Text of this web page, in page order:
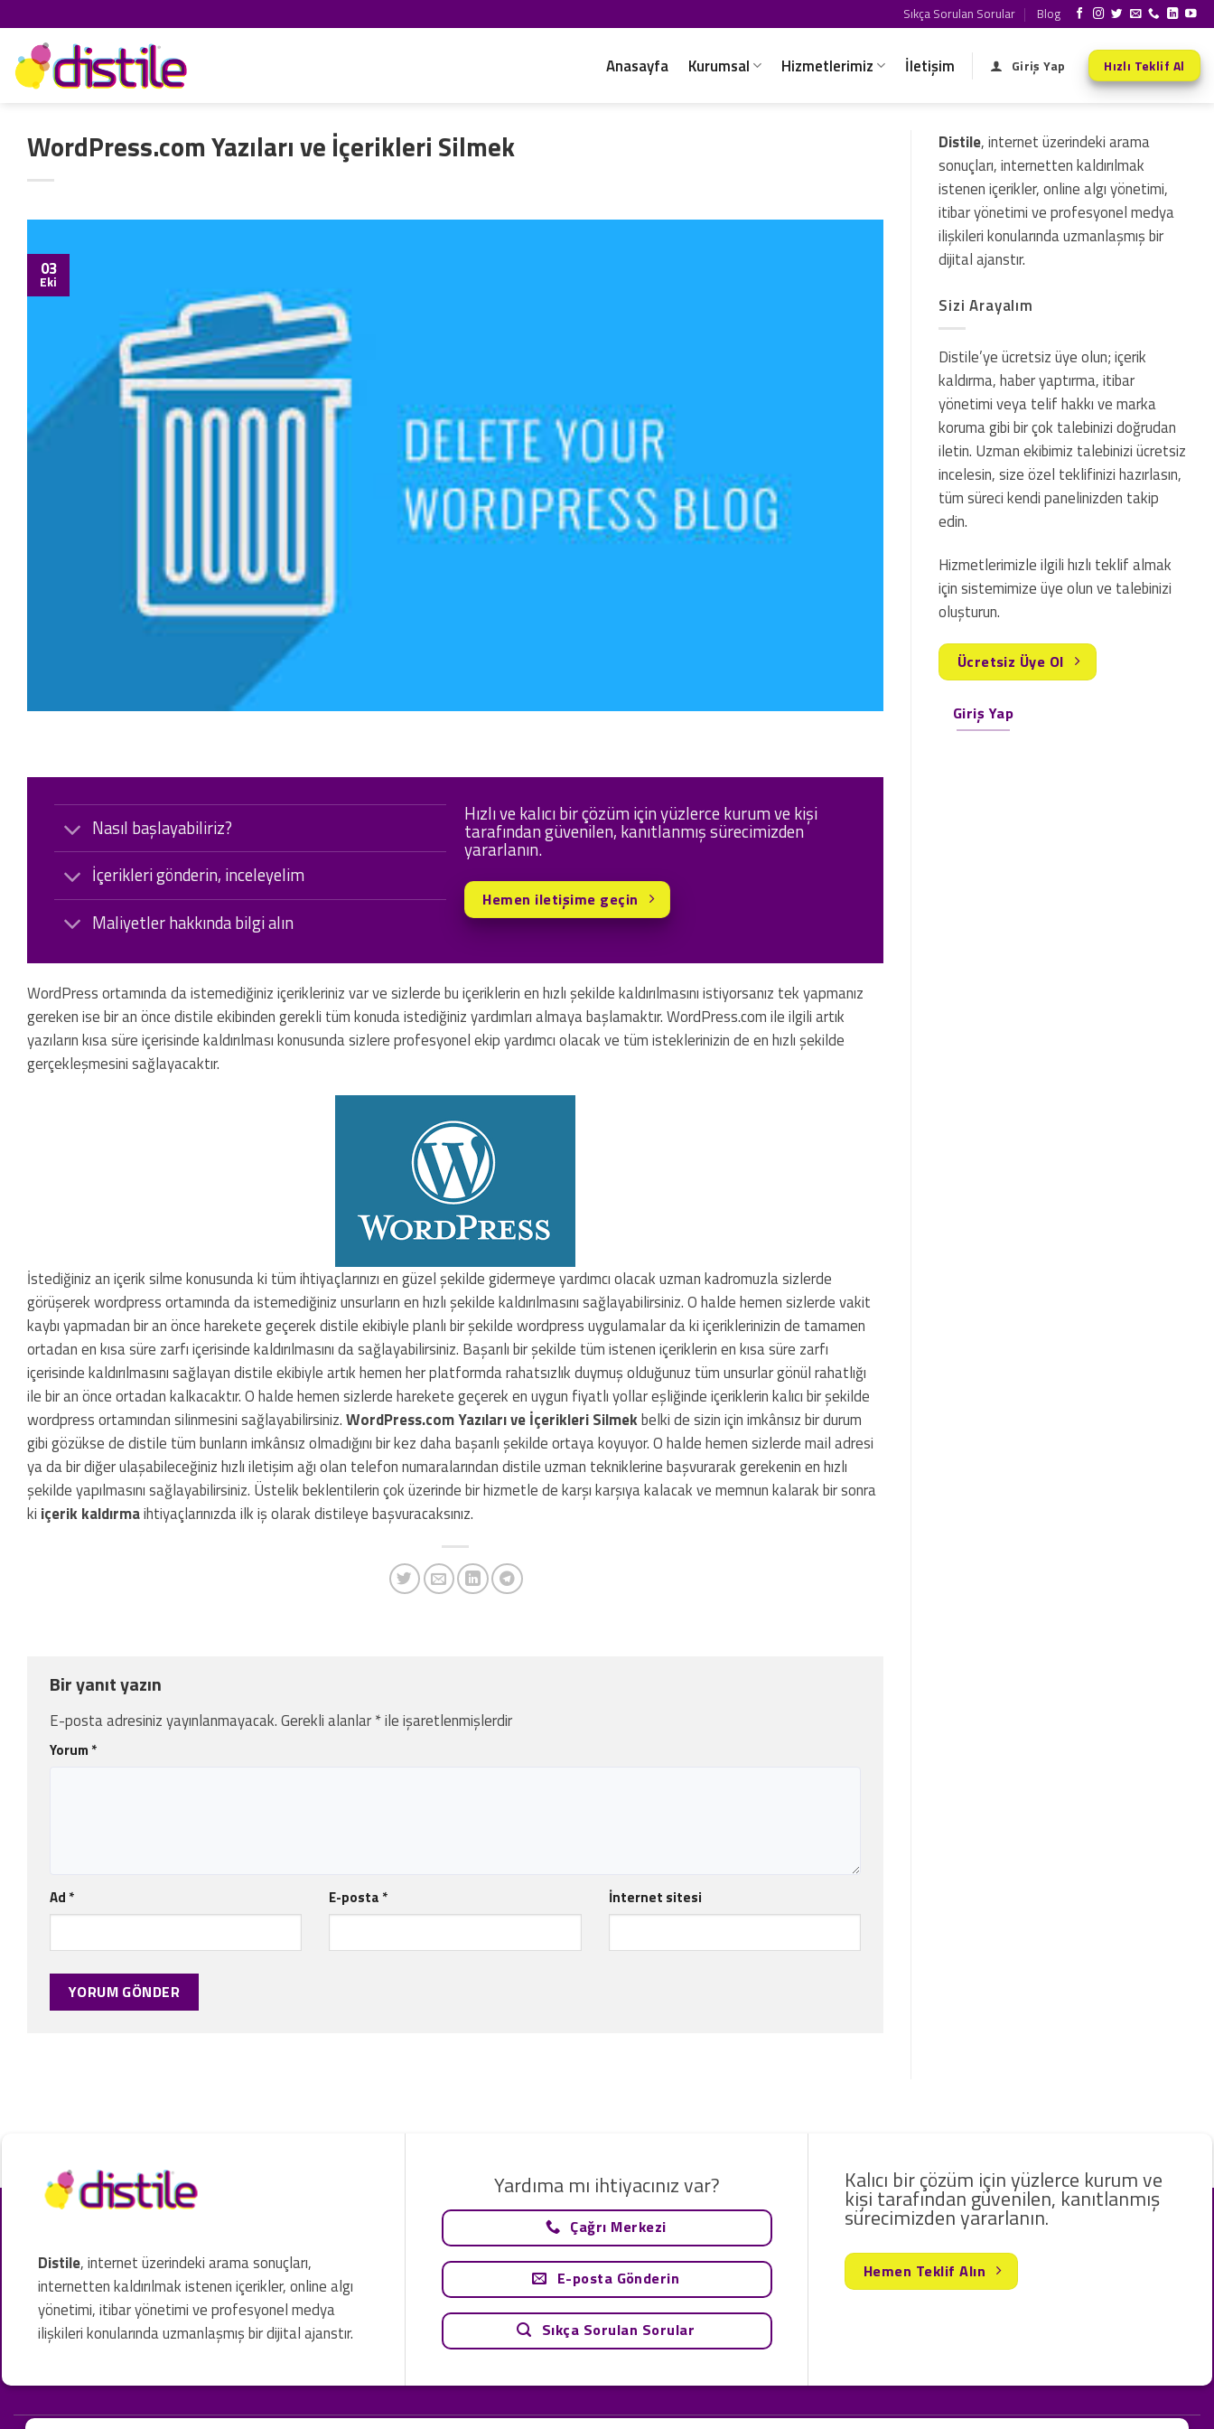
atla
Sıkça Sorulan Sorular Blog
Anasayfa Kurumsal Hizmetlerimiz İletişim Giriş Yap Hızlı Teklif Al
WordPress.com Yazıları ve İçerikleri Silmek
03
Eki
Nasıl başlayabiliriz?
İçerikleri gönderin, inceleyelim
Maliyetler hakkında bilgi alın
Hızlı ve kalıcı bir çözüm için yüzlerce kurum ve kişi
tarafından güvenilen, kanıtlanmış sürecimizden
yararlanın.
Hemen iletişime geçin
WordPress ortamında da istemediğiniz içerikleriniz var ve sizlerde bu içeriklerin en hızlı şekilde kaldırılmasını istiyorsanız tek yapmanız
gereken ise bir an önce distile ekibinden gerekli tüm konuda istediğiniz yardımları almaya başlamaktır. WordPress.com ile ilgili artık
yazıların kısa süre içerisinde kaldırılması konusunda sizlere profesyonel ekip yardımcı olacak ve tüm isteklerinizin de en hızlı şekilde
gerçekleşmesini sağlayacaktır.
İstediğiniz an içerik silme konusunda ki tüm ihtiyaçlarınızı en güzel şekilde gidermeye yardımcı olacak uzman kadromuzla sizlerde
görüşerek wordpress ortamında da istemediğiniz unsurların en hızlı şekilde kaldırılmasını sağlayabilirsiniz. O halde hemen sizlerde vakit
kaybı yapmadan bir an önce harekete geçerek distile ekibiyle planlı bir şekilde wordpress uygulamalar da ki içeriklerinizin de tamamen
ortadan en kısa süre zarfı içerisinde kaldırılmasını da sağlayabilirsiniz. Başarılı bir şekilde tüm istenen içeriklerin en kısa süre zarfı
içerisinde kaldırılmasını sağlayan distile ekibiyle artık hemen her platformda rahatsızlık duymuş olduğunuz tüm unsurlar gönül rahatlığı
ile bir an önce ortadan kalkacaktır. O halde hemen sizlerde harekete geçerek en uygun fiyatlı yollar eşliğinde içeriklerin kalıcı bir şekilde
wordpress ortamından silinmesini sağlayabilirsiniz.WordPress.com Yazıları ve İçerikleri Silmekbelki de sizin için imkânsız bir durum
gibi gözükse de distile tüm bunların imkânsız olmadığını bir kez daha başarılı şekilde ortaya koyuyor. O halde hemen sizlerde mail adresi
ya da bir diğer ulaşabileceğiniz hızlı iletişim ağı olan telefon numaralarından distile uzman tekniklerine başvurarak gerekenin en hızlı
şekilde yapılmasını sağlayabilirsiniz. Üstelik beklentilerin çok üzerinde bir hizmetle de karşı karşıya kalacak ve memnun kalarak bir sonra
ki içerik kaldırmaihtiyaçlarınızda ilk iş olarak distileye başvuracaksınız.
Bir yanıt yazın
E-posta adresiniz yayınlanmayacak.Gerekli alanlar*ile işaretlenmişlerdir
Yorum *
Ad * E-posta * İnternet sitesi
Distile, internet üzerindeki arama
sonuçları, internetten kaldırılmak
istenen içerikler, online algı yönetimi,
itibar yönetimi ve profesyonel medya
ilişkileri konularında uzmanlaşmış bir
dijital ajanstır.
Sizi Arayalım
Distile’ye ücretsiz üye olun; içerik
kaldırma, haber yaptırma, itibar
yönetimi veya telif hakkı ve marka
koruma gibi bir çok talebinizi doğrudan
iletin. Uzman ekibimiz talebinizi ücretsiz
incelesin, size özel teklifinizi hazırlasın,
tüm süreci kendi panelinizden takip
edin.
Hizmetlerimizle ilgili hızlı teklif almak
için sistemimize üye olun ve talebinizi
oluşturun.
Ücretsiz Üye Ol
Giriş Yap
Distile, internet üzerindeki arama sonuçları,
internetten kaldırılmak istenen içerikler, online algı
yönetimi, itibar yönetimi ve profesyonel medya
ilişkileri konularında uzmanlaşmış bir dijital ajanstır.
Yardıma mı ihtiyacınız var?
Çağrı Merkezi
E-posta Gönderin
Sıkça Sorulan Sorular
Kalıcı bir çözüm için yüzlerce kurum ve
kişi tarafından güvenilen, kanıtlanmış
sürecimizden yararlanın.
Hemen Teklif Alın